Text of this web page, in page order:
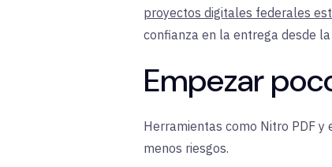
proyectos digitales federales
confianza en la entrega desde
Empezar
Herramientas como Nitro PDF y
menos riesgos.